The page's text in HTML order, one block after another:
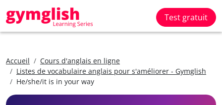
Test gratuit
Accueil
Cours d'anglais en ligne
Listes de vocabulaire anglais pour s'améliorer - Gymglish
He/she/it is in your way